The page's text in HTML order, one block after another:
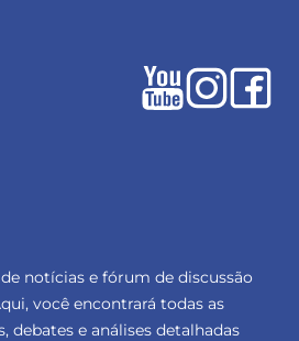
notícias e fórum de discussão
você encontrará todas as
debates e análises detalhadas